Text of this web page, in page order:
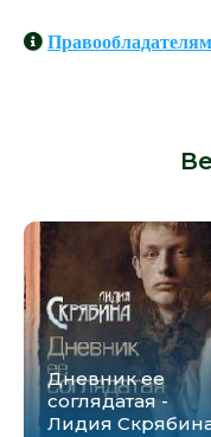
Правообладателям
Дневник ее
соглядатая -
Лидия